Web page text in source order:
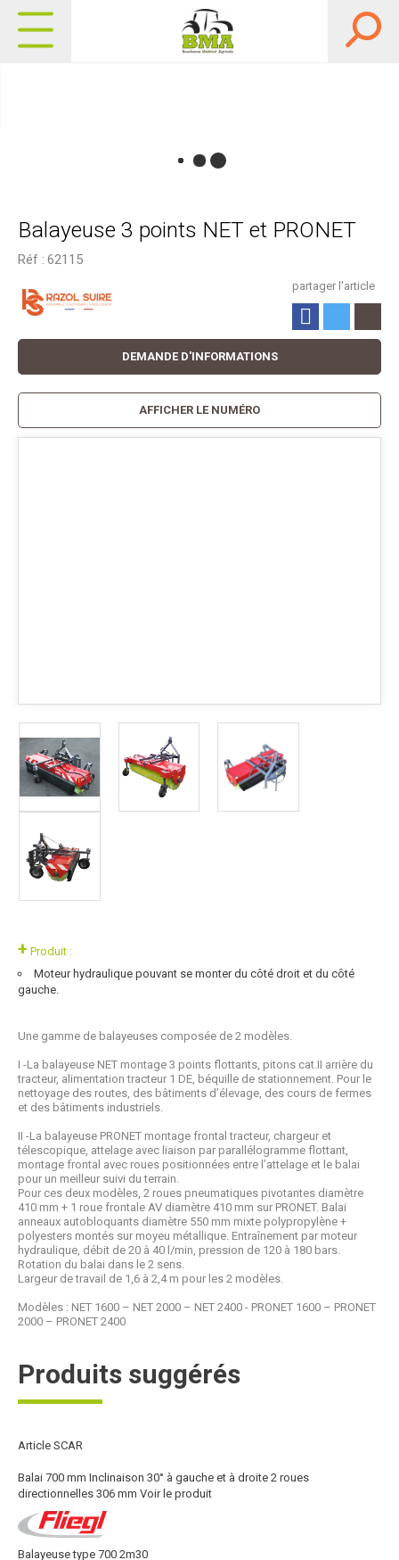
Balayeuse 3 points NET et PRONET
Réf : 62115
+ Produit :
Moteur hydraulique pouvant se monter du côté droit et du côté
gauche.
partager l'article
Une gamme de balayeuses composée de 2 modèles.
I -La balayeuse NET montage 3 points flottants, pitons cat.II arrière du
tracteur, alimentation tracteur 1 DE, béquille de stationnement. Pour le
nettoyage des routes, des bâtiments d’élevage, des cours de fermes
et des bâtiments industriels.
II -La balayeuse PRONET montage frontal tracteur, chargeur et
télescopique, attelage avec liaison par parallélogramme flottant,
montage frontal avec roues positionnées entre l’attelage et le balai
pour un meilleur suivi du terrain.
Pour ces deux modèles, 2 roues pneumatiques pivotantes diamètre
410 mm + 1 roue frontale AV diamètre 410 mm sur PRONET. Balai
anneaux autobloquants diamètre 550 mm mixte polypropylène +
polyesters montés sur moyeu métallique. Entraînement par moteur
hydraulique, débit de 20 à 40 l/min, pression de 120 à 180 bars.
Rotation du balai dans le 2 sens.
Largeur de travail de 1,6 à 2,4 m pour les 2 modèles.
Modèles : NET 1600 – NET 2000 – NET 2400 - PRONET 1600 – PRONET
2000 – PRONET 2400
DEMANDE D'INFORMATIONS
AFFICHER LE NUMÉRO
Produits suggérés
Article SCAR
Balai 700 mm Inclinaison 30° à gauche et à droite 2 roues
directionnelles 306 mm Voir le produit
Balayeuse type 700 2m30